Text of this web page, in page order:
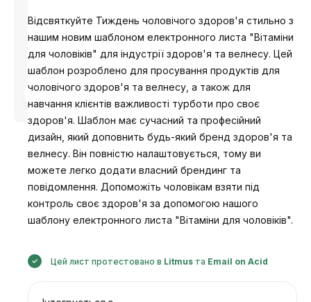
Розроблено
Анастасія
Відсвяткуйте Тиждень чоловічого здоров'я стильно з
нашим новим шаблоном електронного листа "Вітаміни
для чоловіків" для індустрії здоров'я та велнесу. Цей
шаблон розроблено для просування продуктів для
чоловічого здоров'я та велнесу, а також для
навчання клієнтів важливості турботи про своє
здоров'я. Шаблон має сучасний та професійний
дизайн, який доповнить будь-який бренд здоров'я та
велнесу. Він повністю налаштовується, тому ви
можете легко додати власний брендинг та
повідомлення. Допоможіть чоловікам взяти під
контроль своє здоров'я за допомогою нашого
шаблону електронного листа "Вітаміни для чоловіків".
Цей лист протестовано в Litmus та Email on Acid